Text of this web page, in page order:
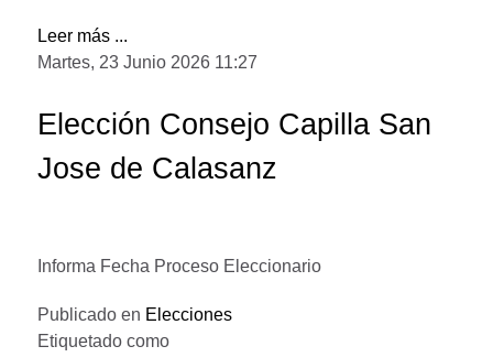
Leer más ...
Martes, 23 Junio 2026 11:27
Elección Consejo Capilla San
Jose de Calasanz
Informa Fecha Proceso Eleccionario
Publicado en Elecciones
Etiquetado como